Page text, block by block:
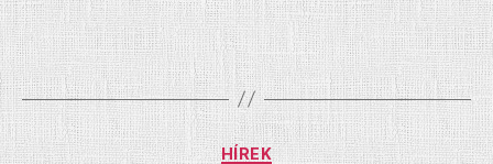
szerzője
dátuma
Kategóriák
HÍREK